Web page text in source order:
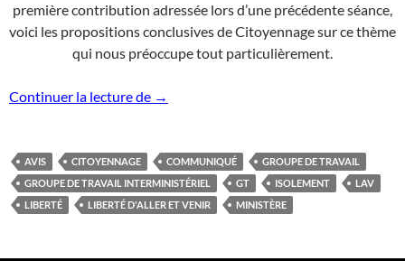
première contribution adressée lors d’une précédente séance,
voici les propositions conclusives de Citoyennage sur ce thème
qui nous préoccupe tout particulièrement.
Continuer la lecture de Contribution conclusive Citoyennage
→
AVIS CITOYENNAGE COMMUNIQUÉ
GROUPE DE TRAVAIL
GROUPE DE TRAVAIL INTERMINISTÉRIEL
GT ISOLEMENT
LAV
LIBERTÉ
LIBERTÉ D'ALLER ET VENIR MINISTÈRE